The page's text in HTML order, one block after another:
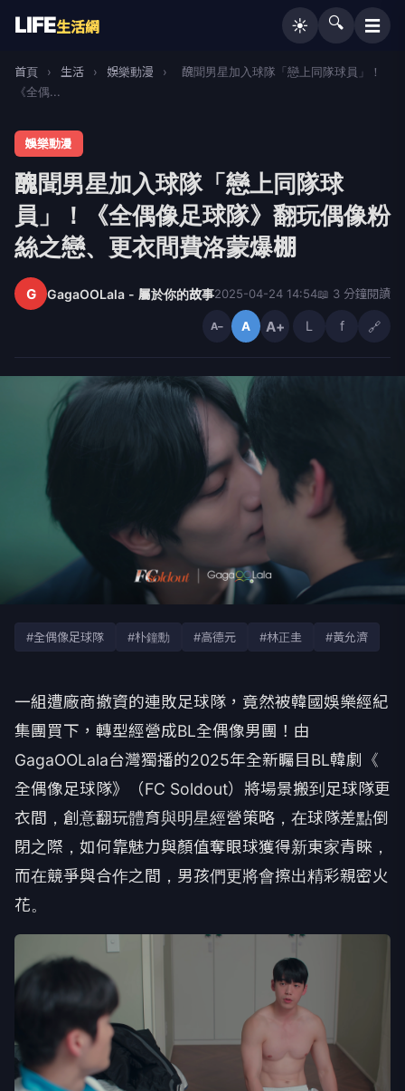
LIFE生活網 ☀️ 🔍 ☰
首頁 › 生活 › 娛樂動漫 ›
醜聞男星加入球隊「戀上同隊球員」！
《全偶...
娛樂動漫
醜聞男星加入球隊「戀上同隊球
員」！《全偶像足球隊》翻玩偶像粉
絲之戀、更衣間費洛蒙爆棚
G GagaOOLala - 屬於你的故事2025-04-24 14:54📖 3 分鐘閱讀
A− A A+ L f 🔗
#全偶像足球隊 #朴鐘勳 #高德元 #林正圭 #黃允濟
一組遭廠商撤資的連敗足球隊，竟然被韓國娛樂經紀
集團買下， 轉型經營成BL全偶像男團！ 由
GagaOOLala台灣獨播的2025年全新矚目BL韓劇《
全偶像足球隊》（FC Soldout）將場景搬到足球隊更
衣間， 創意翻玩體育與明星經營策略，在球隊差點倒
閉之際， 如何靠魅力與顏值奪眼球獲得新東家青睞，
而在競爭與合作之間， 男孩們更將會擦出精彩親密火
花。